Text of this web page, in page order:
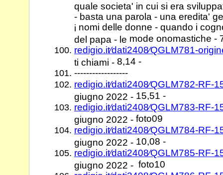
quale societa' in cui si era
- basta una parola - una eredita'
i nomi delle donne - quando i
del papa - le mode onomastiche -
redigio.it⁄dati2408⁄QGLM781-
ti chiami - 8,14 -
------------------
redigio.it⁄dati2408⁄QGLM782-RF-
giugno 2022 - 15,51 -
redigio.it⁄dati2408⁄QGLM783-RF-
giugno 2022 - foto09
redigio.it⁄dati2408⁄QGLM784-RF-
giugno 2022 - 10,08 -
redigio.it⁄dati2408⁄QGLM785-RF-
giugno 2022 - foto10